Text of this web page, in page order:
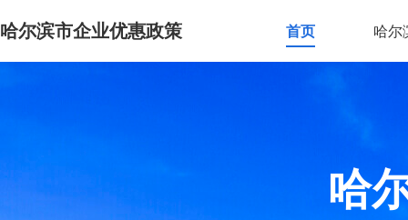
哈尔滨市企业优惠政策 首页 哈尔
哈